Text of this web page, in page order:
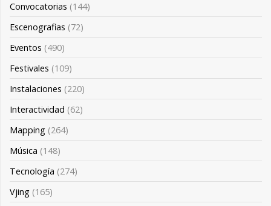
Convocatorias (144)
Escenografias (72)
Eventos (490)
Festivales (109)
Instalaciones (220)
Interactividad (62)
Mapping (264)
Música (148)
Tecnología (274)
Vjing (165)